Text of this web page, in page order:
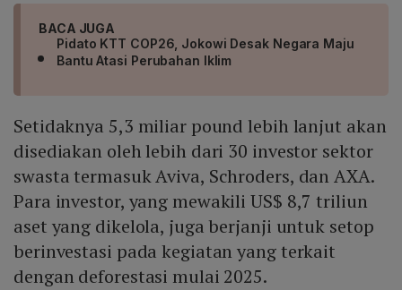
BACA JUGA
Pidato KTT COP26, Jokowi Desak Negara Maju
Bantu Atasi Perubahan Iklim
Setidaknya 5,3 miliar pound lebih lanjut akan
disediakan oleh lebih dari 30 investor sektor
swasta termasuk Aviva, Schroders, dan AXA.
Para investor, yang mewakili US$ 8,7 triliun
aset yang dikelola, juga berjanji untuk setop
berinvestasi pada kegiatan yang terkait
dengan deforestasi mulai 2025.